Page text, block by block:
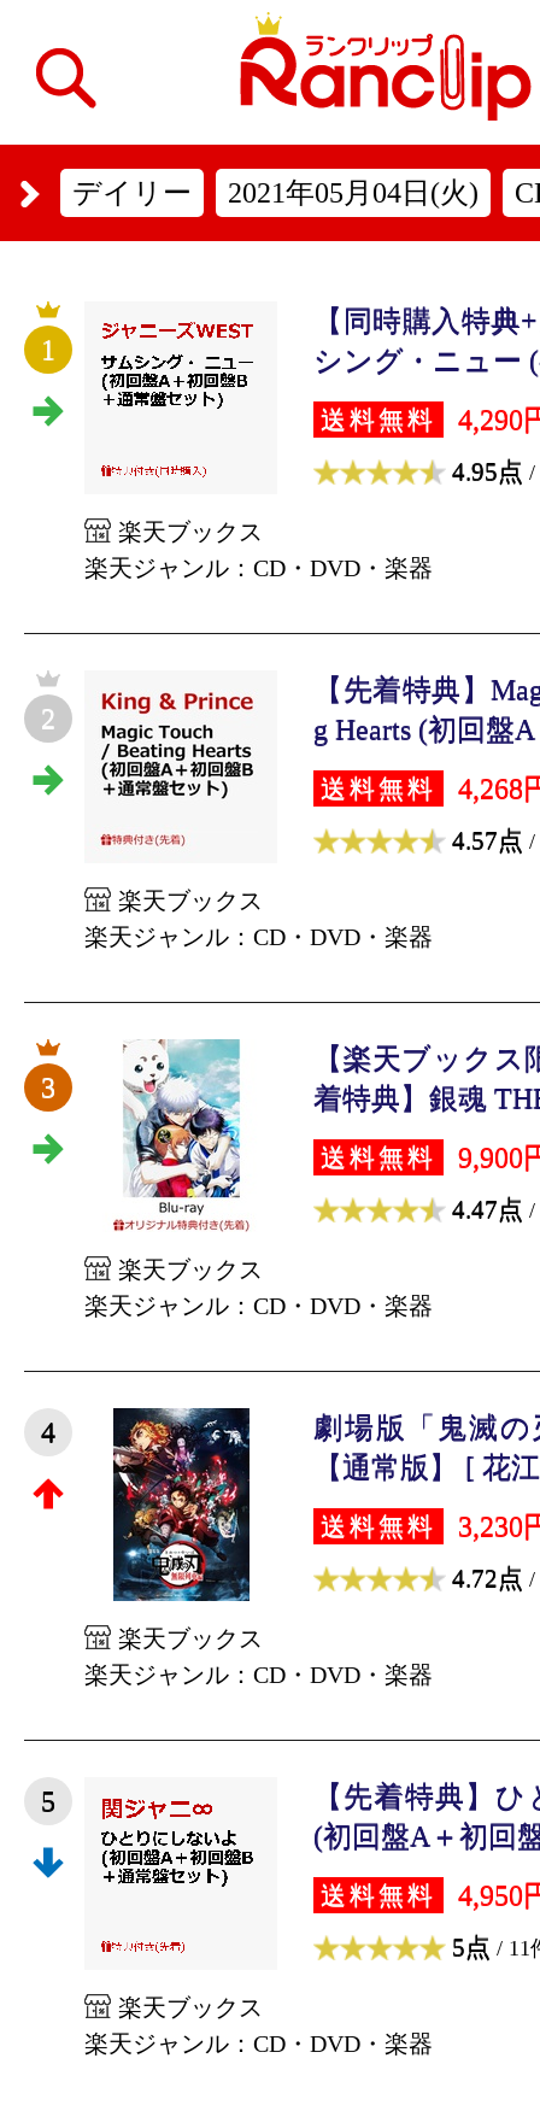
デイリー 2021年05月04日(火)
1
【同時購入特典
シング・ニュー
送料無料 4,290
4.95点 /
楽天ブックス
楽天ジャンル：CD・DVD・楽器
2
【先着特典】
g Hearts (初回盤
送料無料 4,268
4.57点 /
楽天ブックス
楽天ジャンル：CD・DVD・楽器
3
【楽天ブックス
着特典】銀魂
送料無料 9,900
4.47点 /
楽天ブックス
楽天ジャンル：CD・DVD・楽器
4
劇場版「鬼滅
【通常版】 [ 花
送料無料 3,230
4.72点 /
楽天ブックス
楽天ジャンル：CD・DVD・楽器
5
【先着特典】
(初回盤A＋初回
送料無料 4,950
5点 / 11
楽天ブックス
楽天ジャンル：CD・DVD・楽器